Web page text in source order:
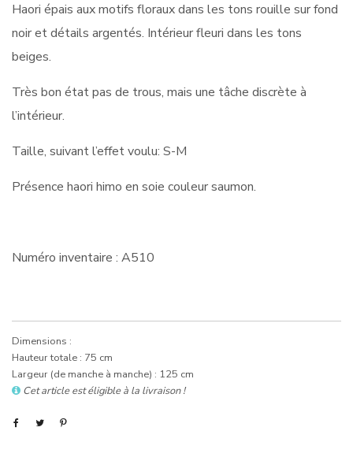
Haori épais aux motifs floraux dans les tons rouille sur fond
noir et détails argentés. Intérieur fleuri dans les tons
beiges.
Très bon état pas de trous, mais une tâche discrète à
l’intérieur.
Taille, suivant l’effet voulu: S-M
Présence haori himo en soie couleur saumon.
Numéro inventaire : A510
Dimensions :
Hauteur totale : 75 cm
Largeur (de manche à manche) : 125 cm
Cet article est éligible à la livraison !